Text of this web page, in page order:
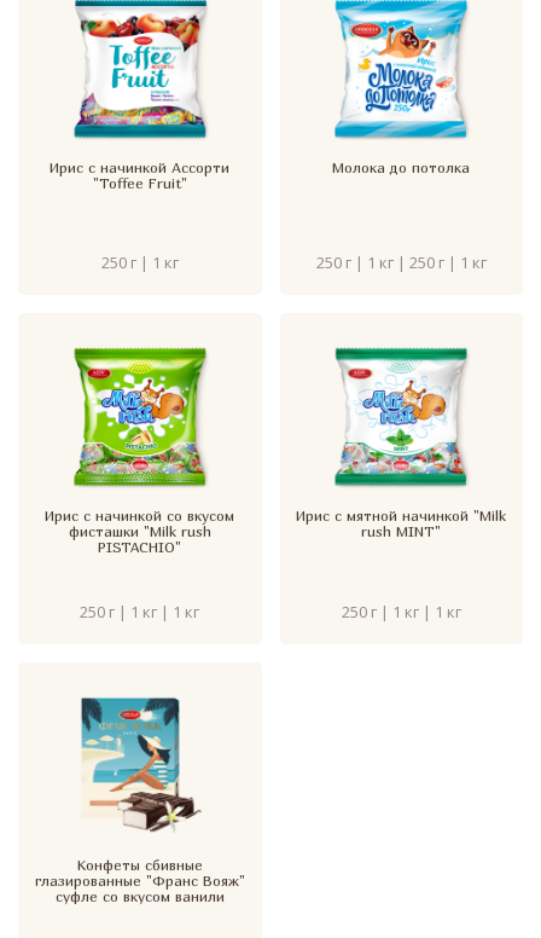
Ирис с начинкой Ассорти
"Toffee Fruit"
250 г | 1 кг
Молока до потолка
250 г | 1 кг | 250 г | 1 кг
Ирис с начинкой со вкусом
фисташки "Milk rush
PISTACHIO"
250 г | 1 кг | 1 кг
Ирис с мятной начинкой "Milk
rush MINT"
250 г | 1 кг | 1 кг
Конфеты сбивные
глазированные "Франс Вояж"
суфле со вкусом ванили